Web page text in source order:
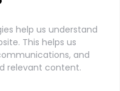
help us understand
This helps us
and
relevant content.